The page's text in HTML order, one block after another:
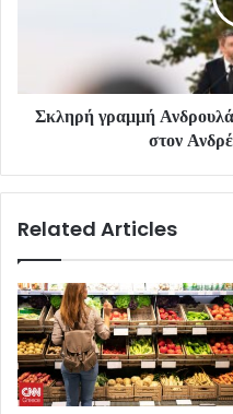
Σκληρή γραμμή
στον
Related Articles